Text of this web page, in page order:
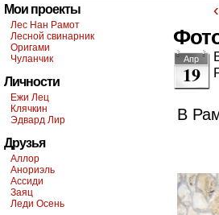
Мои проекты
Лес Нан Рамот
Лесной свинарник
Оригами
Чуланчик
Личности
Ежи Лец
Клячкин
Эдвард Лир
Друзья
Аллор
Анориэль
Ассиди
Заяц
Леди Осень
Апр
19
В